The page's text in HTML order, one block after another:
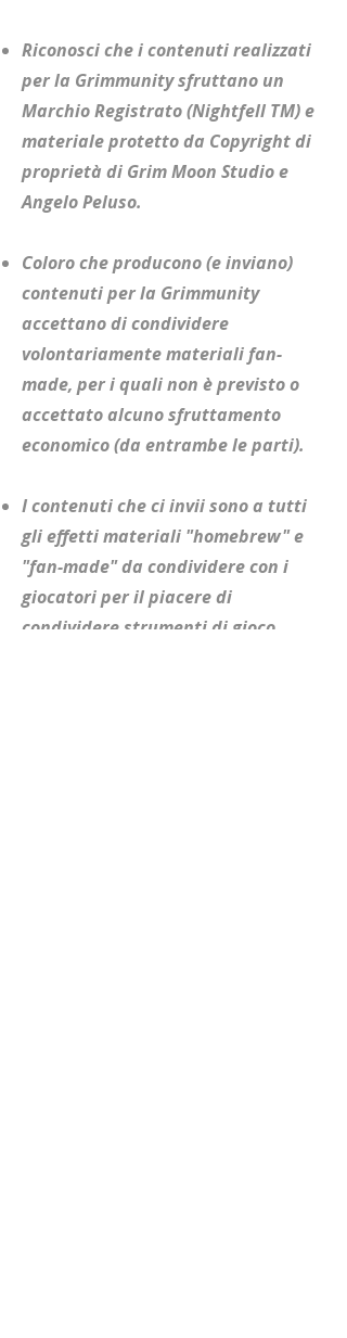
Riconosci che i contenuti realizzati
per la Grimmunity sfruttano un
Marchio Registrato (Nightfell TM) e
materiale protetto da Copyright di
proprietà di Grim Moon Studio e
Angelo Peluso. ​​
Coloro che producono (e inviano)
contenuti per la Grimmunity
accettano di condividere
volontariamente materiali fan-
made, per i quali non è previsto o
accettato alcuno sfruttamento
economico (da entrambe le parti). ​​
I contenuti che ci invii sono a tutti
gli effetti materiali "homebrew" e
"fan-made" da condividere con i
giocatori per il piacere di
condividere strumenti di gioco